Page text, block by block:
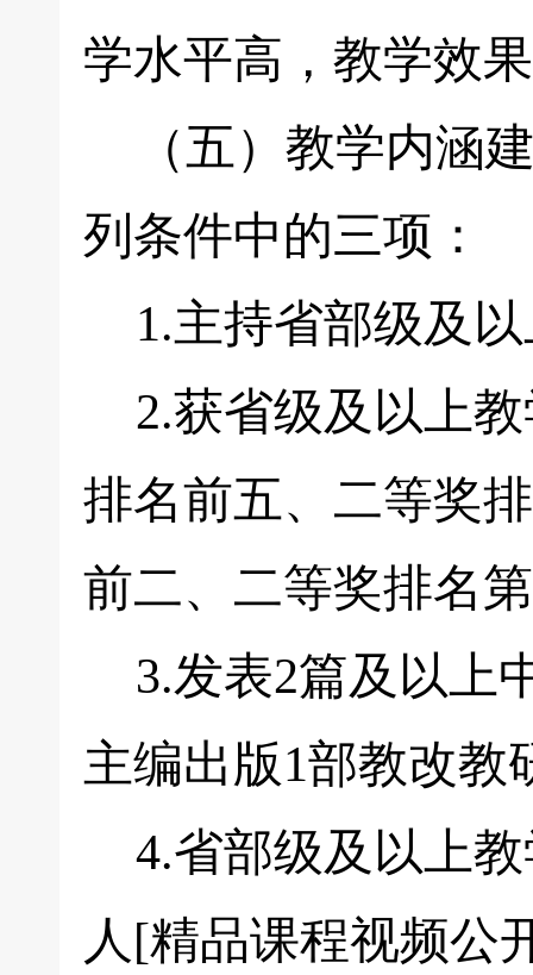
学水平高，教学效
（五）教学内涵
列条件中的三项：
1.主持省部级及以
2.获省级及以上教
排名前五、二等奖
前二、二等奖排名
3.发表2篇及以上
主编出版1部教改教
4.省部级及以上教
人[精品课程视频公